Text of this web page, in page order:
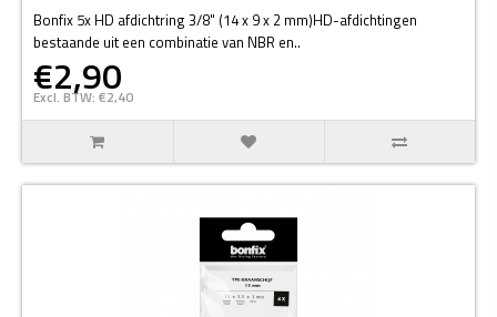
Bonfix 5x HD afdichtring 3/8" (14 x 9 x 2 mm)HD-afdichtingen
bestaande uit een combinatie van NBR en..
€2,90
Excl. BTW: €2,40